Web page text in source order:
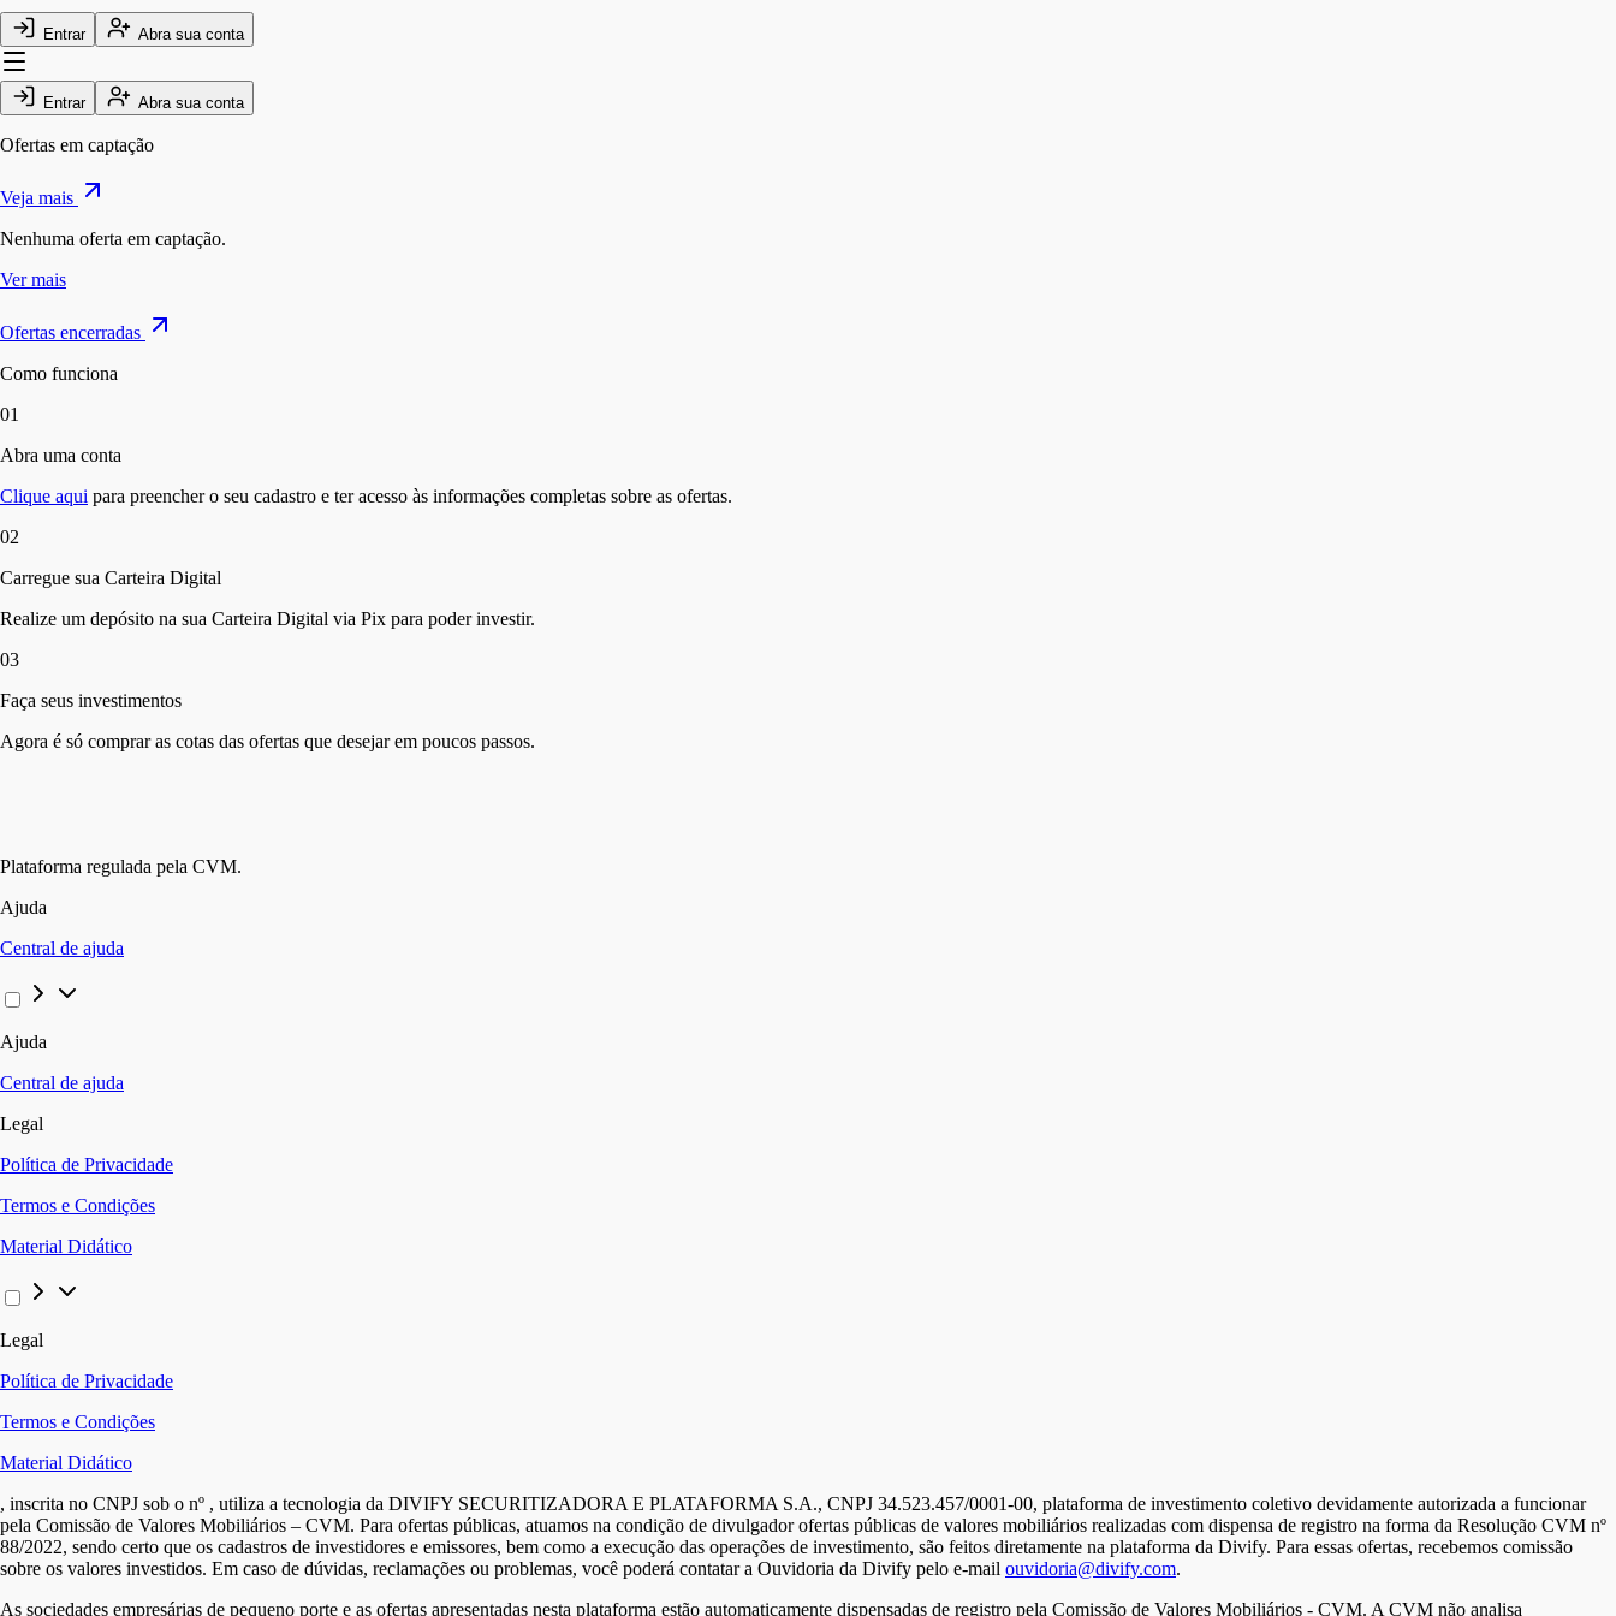
Entrar Abra sua conta
Entrar Abra sua conta
Ofertas em captação
Veja mais
Nenhuma oferta em captação.
Ver mais
Ofertas encerradas
Como funciona
01
Abra uma conta
Clique aqui para preencher o seu cadastro e ter acesso às informações completas sobre as ofertas.
02
Carregue sua Carteira Digital
Realize um depósito na sua Carteira Digital via Pix para poder investir.
03
Faça seus investimentos
Agora é só comprar as cotas das ofertas que desejar em poucos passos.
Plataforma regulada pela CVM.
Ajuda
Central de ajuda
Ajuda
Central de ajuda
Legal
Política de Privacidade
Termos e Condições
Material Didático
Legal
Política de Privacidade
Termos e Condições
Material Didático
, inscrita no CNPJ sob o nº , utiliza a tecnologia da DIVIFY SECURITIZADORA E PLATAFORMA S.A., CNPJ 34.523.457/0001-00, plataforma de investimento coletivo devidamente autorizada a funcionar
pela Comissão de Valores Mobiliários – CVM. Para ofertas públicas, atuamos na condição de divulgador ofertas públicas de valores mobiliários realizadas com dispensa de registro na forma da Resolução CVM nº
88/2022, sendo certo que os cadastros de investidores e emissores, bem como a execução das operações de investimento, são feitos diretamente na plataforma da Divify. Para essas ofertas, recebemos comissão
sobre os valores investidos. Em caso de dúvidas, reclamações ou problemas, você poderá contatar a Ouvidoria da Divify pelo e-mail ouvidoria@divify.com.
As sociedades empresárias de pequeno porte e as ofertas apresentadas nesta plataforma estão automaticamente dispensadas de registro pela Comissão de Valores Mobiliários - CVM. A CVM não analisa